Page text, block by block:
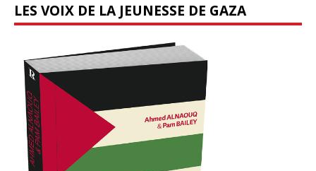
LES VOIX DE LA JEUNESSE DE GAZA